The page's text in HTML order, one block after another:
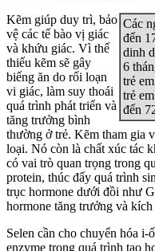
Các
đến
dinh
6
trẻ
trẻ
đến
Kẽm giúp duy trì, bảo
vệ các tế bào vị giác
và khứu giác. Vì thế
thiếu kẽm sẽ gây
biếng ăn do rối loạn
vi giác, làm suy thoái
quá trình phát triển và
tăng trưởng bình
thường ở trẻ. Kẽm tham gia
loại. Nó còn là chất xúc tác
có vai trò quan trọng trong
protein, thúc đẩy quá trình
trục hormone dưới đồi như
hormone tăng trưởng và
Selen cần cho chuyển hóa
enzyme trong quá trình tạo